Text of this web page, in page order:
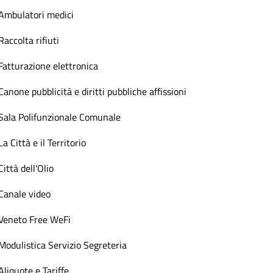
medici
rifiuti
elettronica
pubblicità e diritti pubbliche affissioni
Polifunzionale Comunale
Città e il Territorio
dell'Olio
video
Free WeFi
Servizio Segreteria